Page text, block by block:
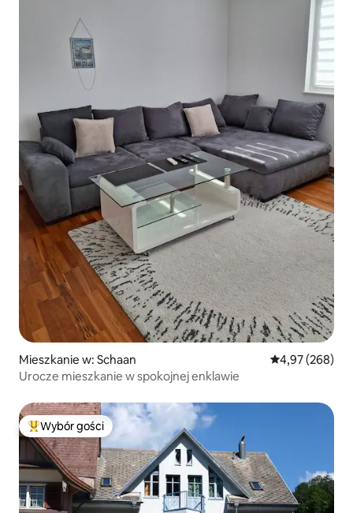
Mieszkanie w: Schaan Średnia
4,97 (268)
Urocze mieszkanie w spokojnej enklawie
Najpopularniejsze z kategorii Wybór gości
Wybór gości